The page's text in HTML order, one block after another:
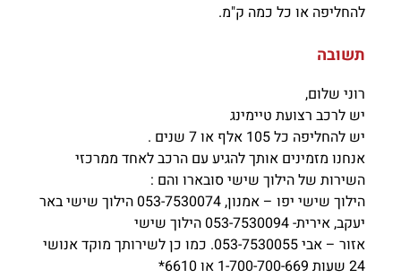
להחליפה או כל כמה ק"מ.
תשובה
רוני שלום,
יש לרכב רצועת טיימינג
יש להחליפה כל 105 אלף או 7 שנים .
אנחנו מזמינים אותך להגיע עם הרכב לאחד ממרכזי
השירות של הילוך שישי סובארו והם :
הילוך שישי יפו – אמנון, 053-7530074 הילוך שישי באר
יעקב, אירית- 053-7530094 הילוך שישי
אזור – אבי 053-7530055. כמו כן לשירותך מוקד אנושי
24 שעות 1-700-700-669 או 6610*